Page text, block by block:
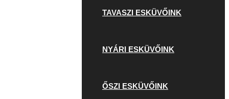
TAVASZI ESKÜVŐINK
NYÁRI ESKÜVŐINK
ŐSZI ESKÜVŐINK